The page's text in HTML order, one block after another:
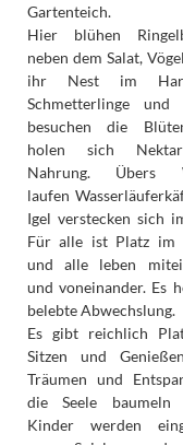
Gartenteich.
Hier blühen
neben dem Salat,
ihr Nest im
Schmetterlinge und
besuchen die
holen sich
Nahrung. Übers
laufen
Igel verstecken sich
Für alle ist Platz im
und alle leben
und voneinander. Es
belebte Abwechslung.
Es gibt reichlich
Sitzen und
Träumen und
die Seele baumeln
Kinder werden